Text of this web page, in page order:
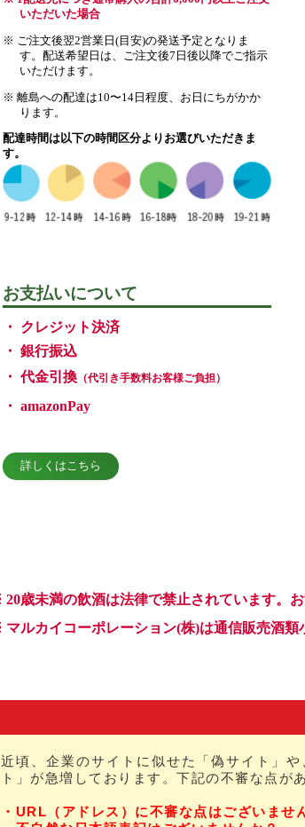
近頃、企業のサイトに似せた「偽サイト」
ト」が急増しております。下記の不審な点が
・URL（アドレス）に不審な点はございま